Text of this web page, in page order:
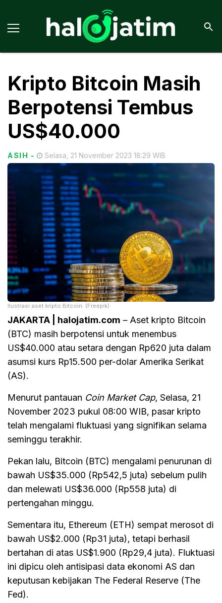
Kripto Bitcoin Masih
Berpotensi Tembus
US$40.000
ASIH - Selasa, 21 November 2023 18:29 WIB
Ilustrasi aset kripto Bitcoin. (Freepik)
JAKARTA | halojatim.com – Aset kripto Bitcoin
(BTC) masih berpotensi untuk menembus
US$40.000 atau setara dengan Rp620 juta dalam
asumsi kurs Rp15.500 per-dolar Amerika Serikat
(AS).
Menurut pantauan Coin Market Cap, Selasa, 21
November 2023 pukul 08:00 WIB, pasar kripto
telah mengalami fluktuasi yang signifikan selama
seminggu terakhir.
Pekan lalu, Bitcoin (BTC) mengalami penurunan di
bawah US$35.000 (Rp542,5 juta) sebelum pulih
dan melewati US$36.000 (Rp558 juta) di
pertengahan minggu.
Sementara itu, Ethereum (ETH) sempat merosot di
bawah US$2.000 (Rp31 juta), tetapi berhasil
bertahan di atas US$1.900 (Rp29,4 juta). Fluktuasi
ini dipicu oleh antisipasi data ekonomi AS dan
keputusan kebijakan The Federal Reserve (The
Fed).